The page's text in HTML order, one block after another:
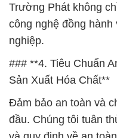
Trường Phát không
công nghệ đồng
nghiệp.
### **4. Tiêu Chuẩn
Sản Xuất Hóa Chất**
Đảm bảo an toàn và
đầu. Chúng tôi tuân